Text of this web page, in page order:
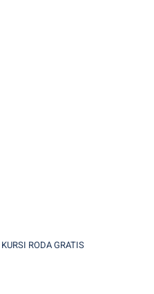
KURSI RODA GRATIS